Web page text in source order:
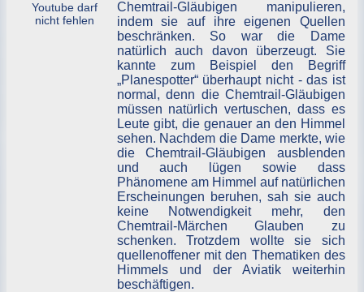
Youtube darf
nicht fehlen
Chemtrail-Gläubigen manipulieren,
indem sie auf ihre eigenen Quellen
beschränken. So war die Dame
natürlich auch davon überzeugt. Sie
kannte zum Beispiel den Begriff
„Planespotter“ überhaupt nicht - das ist
normal, denn die Chemtrail-Gläubigen
müssen natürlich vertuschen, dass es
Leute gibt, die genauer an den Himmel
sehen. Nachdem die Dame merkte, wie
die Chemtrail-Gläubigen ausblenden
und auch lügen sowie dass
Phänomene am Himmel auf natürlichen
Erscheinungen beruhen, sah sie auch
keine Notwendigkeit mehr, den
Chemtrail-Märchen Glauben zu
schenken. Trotzdem wollte sie sich
quellenoffener mit den Thematiken des
Himmels und der Aviatik weiterhin
beschäftigen.